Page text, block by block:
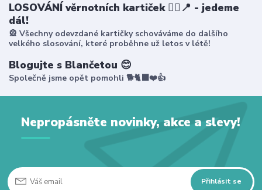
LOSOVÁNÍ věrnotních kartiček 🤸‍♀️📍 - jedeme
dál!
🎡 Všechny odevzdané kartičky schováváme do dalšího
velkého slosování, které proběhne už letos v létě!
Blogujte s Blančetou 😊
Společně jsme opět pomohli 🐕🐈‍⬛❤️👍
Nepropásněte novinky, akce a slevy!
Přihlásit se